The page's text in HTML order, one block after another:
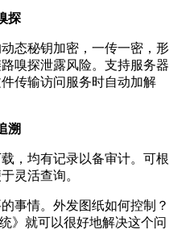
探
态秘钥加密，一传一密，形
嗅探泄露风险。支持服务器
传输访问服务时自动加解
溯
，均有记录以备审计。可根
灵活查询。
事情。外发图纸如何控制？
》就可以很好地解决这个问